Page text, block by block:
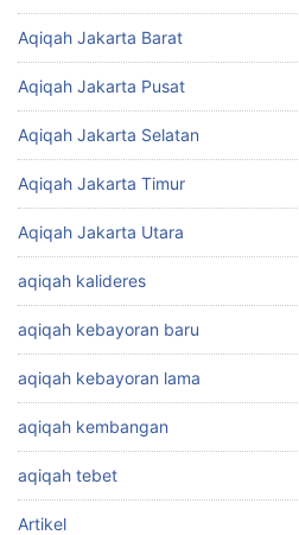
Aqiqah Jakarta Barat
Aqiqah Jakarta Pusat
Aqiqah Jakarta Selatan
Aqiqah Jakarta Timur
Aqiqah Jakarta Utara
aqiqah kalideres
aqiqah kebayoran baru
aqiqah kebayoran lama
aqiqah kembangan
aqiqah tebet
Artikel